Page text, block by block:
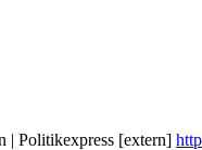
| Politikexpress [extern]